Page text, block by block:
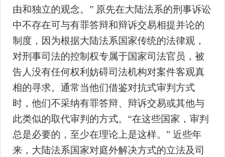
由和独立的观念。” 原先在大陆法系的刑事诉讼
中不存在可与有罪答辩和辩诉交易相提并论的
制度，因为根据大陆法系国家传统的法律观，
对刑事司法的控制权专属于国家司法官员，被
告人没有任何权利妨碍司法机构对案件客观真
相的寻求。通常当他们借鉴对抗式审判方式
时，他们不采纳有罪答辩、辩诉交易或其他与
此类似的取代审判的方式。“在这些国家，审判
总是必要的，至少在理论上是这样。” 近些年
来，大陆法系国家对庭外解决方式的立法及司